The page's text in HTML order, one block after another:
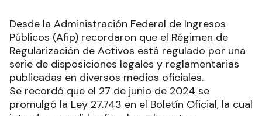
Desde la Administración Federal de Ingresos
Públicos (Afip) recordaron que el Régimen de
Regularización de Activos está regulado por una
serie de disposiciones legales y reglamentarias
publicadas en diversos medios oficiales.
Se recordó que el 27 de junio de 2024 se
promulgó la Ley 27.743 en el Boletín Oficial, la cual